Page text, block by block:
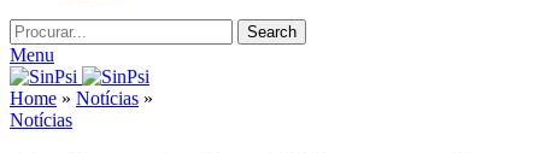
Search
Menu
Home » Notícias »
Notícias